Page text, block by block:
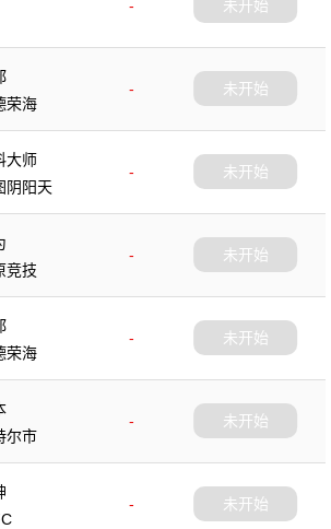
-
未开始
-
荣海
未开始
大师
-
阴阳天
未开始
-
竞技
未开始
-
荣海
未开始
-
尔市
未开始
-
未开始